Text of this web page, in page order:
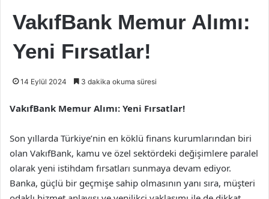
VakıfBank Memur Alımı:
Yeni Fırsatlar!
14 Eylül 2024 3 dakika okuma süresi
VakıfBank Memur Alımı: Yeni Fırsatlar!
Son yıllarda Türkiye’nin en köklü finans kurumlarından biri
olan VakıfBank, kamu ve özel sektördeki değişimlere paralel
olarak yeni istihdam fırsatları sunmaya devam ediyor.
Banka, güçlü bir geçmişe sahip olmasının yanı sıra, müşteri